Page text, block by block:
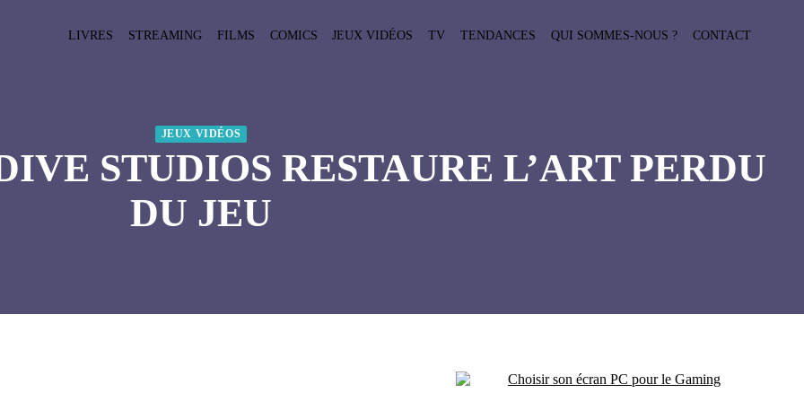
LIVRES STREAMING FILMS COMICS JEUX VIDÉOS TV TENDANCES QUI SOMMES-NOUS ? CONTACT
JEUX VIDÉOS
STUDIOS RESTAURE L’ART PERDU
DU JEU